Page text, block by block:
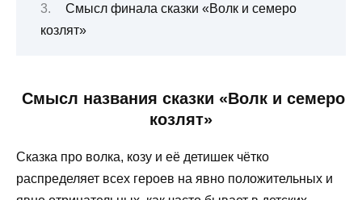
Смысл финала сказки «Волк и семеро
козлят»
Смысл названия сказки «Волк и семеро
козлят»
Сказка про волка, козу и её детишек чётко
распределяет всех героев на явно положительных и